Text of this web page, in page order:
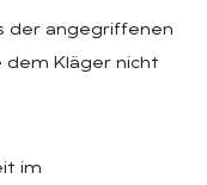
der angegriffenen
Kläger nicht
im